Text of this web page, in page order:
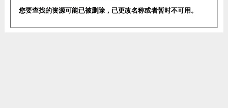
您要查找的资源可能已被删除，已更改名称或者暂时不可用。